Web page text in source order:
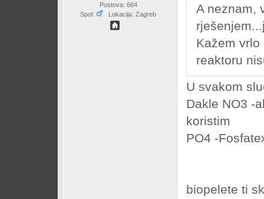
Postova: 664
Spol:
Lokacija: Zagreb
A neznam,
Kažem
reaktoru
U svakom
Dakle NO3 -
koristim
PO4 -
biopelete ti